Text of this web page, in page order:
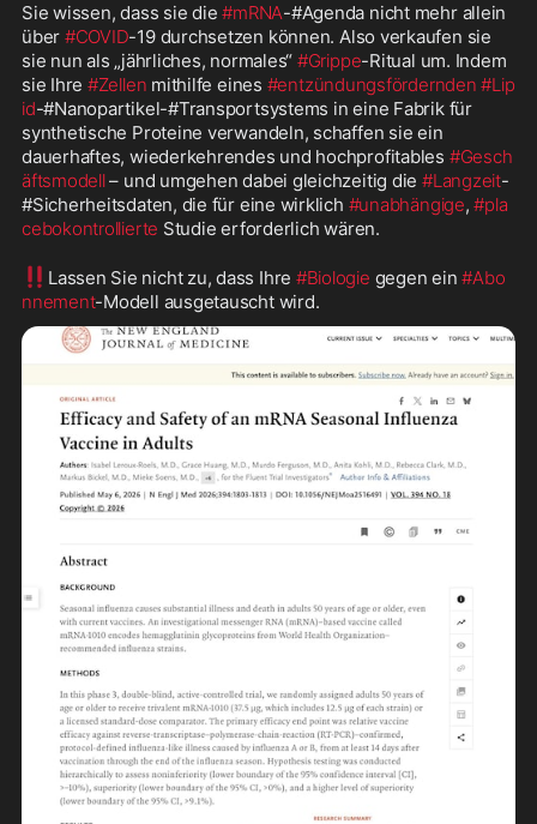
Sie wissen, dass sie die #mRNA-#Agenda nicht mehr allein
über #COVID-19 durchsetzen können. Also verkaufen sie
sie nun als „jährliches, normales“ #Grippe-Ritual um. Indem
sie Ihre #Zellen mithilfe eines #entzündungsfördernden #Lip
id-#Nanopartikel-#Transportsystems in eine Fabrik für
synthetische Proteine ​​verwandeln, schaffen sie ein
dauerhaftes, wiederkehrendes und hochprofitables #Gesch
äftsmodell – und umgehen dabei gleichzeitig die #Langzeit-
#Sicherheitsdaten, die für eine wirklich #unabhängige, #pla
cebokontrollierte Studie erforderlich wären.
‼️ Lassen Sie nicht zu, dass Ihre #Biologie gegen ein #Abo
nnement-Modell ausgetauscht wird.